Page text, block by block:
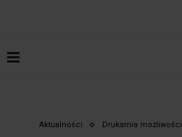
Aktualności Drukarnia możliwości